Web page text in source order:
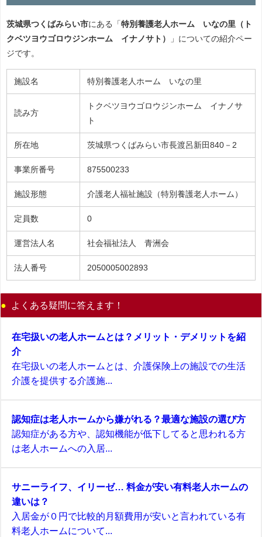
茨城県つくばみらい市にある「 特別養護老人ホーム いなの里（ト
クベツヨウゴロウジンホーム イナノサト）
」についての紹介ペー
ジです。
施設名 特別養護老人ホーム いなの里
読み方
トクベツヨウゴロウジンホーム イナノサ
ト
所在地 茨城県つくばみらい市長渡呂新田840－2
事業所番号 875500233
施設形態 介護老人福祉施設（特別養護老人ホーム）
定員数 0
運営法人名 社会福祉法人 青洲会
法人番号 2050005002893
よくある疑問に答えます！
在宅扱いの老人ホームとは？メリット・デメリットを紹
介
在宅扱いの老人ホームとは、介護保険上の施設での生活
介護を提供する介護施...
認知症は老人ホームから嫌がれる？最適な施設の選び方
認知症がある方や、認知機能が低下してると思われる方
は老人ホームへの入居...
サニーライフ、イリーゼ… 料金が安い有料老人ホームの
違いは？
入居金が０円で比較的月額費用が安いと言われている有
料老人ホームについて...